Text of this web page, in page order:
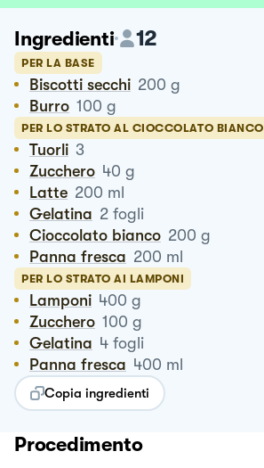
Ingredienti 12
PER LA BASE
Biscotti secchi 200 g
Burro 100 g
PER LO STRATO AL CIOCCOLATO BIANCO
Tuorli 3
Zucchero 40 g
Latte 200 ml
Gelatina 2 fogli
Cioccolato bianco 200 g
Panna fresca 200 ml
PER LO STRATO AI LAMPONI
Lamponi 400 g
Zucchero 100 g
Gelatina 4 fogli
Panna fresca 400 ml
Copia ingredienti
Procedimento